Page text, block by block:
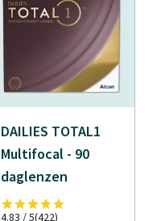
DAILIES TOTAL1
Multifocal - 90
daglenzen
4.83 / 5(422)